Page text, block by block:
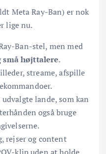
Meta Ray-Ban) er nok
lige nu.
Ban-stel, men med
højttalere.
streame, afspille
udvalgte lande, som kan
også bruge
rejser og content